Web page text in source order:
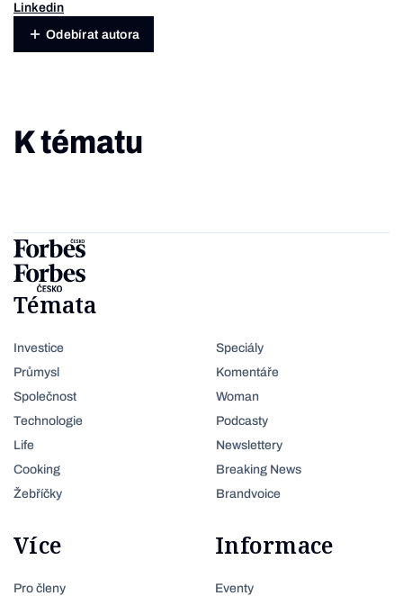
Linkedin
Odebírat autora
K tématu
Témata
Investice
Průmysl
Společnost
Technologie
Life
Cooking
Žebříčky
Speciály
Komentáře
Woman
Podcasty
Newslettery
Breaking News
Brandvoice
Více
Pro členy
Informace
Eventy